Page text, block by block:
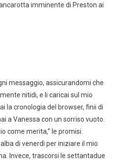
imminente di Preston ai
messaggio, assicurandomi che
nitidi, e li caricai sul mio
la cronologia del browser, finii di
a Vanessa con un sorriso vuoto.
come merita,” le promisi.
di venerdì per iniziare il mio
Invece, trascorsi le settantadue